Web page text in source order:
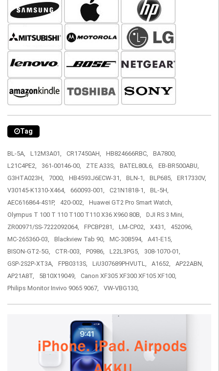
Tag
BL-5A, L12M3A01, CR17450AH, HB824666RBC,
BA7800,
L21C4PE2,
361-00146-00, ZTE A33S, BATEL80L6,
EB-BR500ABU,
G3HTA023H,
7000, HB4593J6ECW-31, BLN-1, BLP685,
ER17330V,
V30145-K1310-X464,
660093-001, C21N1818-1,
BL-5H,
AEC616864-4S1P,
420-002,
Huawei GT2 Pro Smart Watch,
Olympus T 100 T 110 T100 T110 X36 X960 80B,
DJI RS 3 Mini,
ZR00971/SS-7222092064,
FPCBP281, LM-CP02, X431,
452096,
MC-265360-03,
Blackview Tab 90, MC-308594,
A41-E15,
BISON-GT2-5G,
CTR-003, P0986, L22L3PG5,
308-1070-01,
GSP-2S2P-XT3A,
FPB0313S, LiU307689PHVUTL, A1652,
AP22ABN,
AP21A8T,
5B10X19049,
Canon XF305 XF300 XF105 XF100,
Philips Monitor Invivo 9065 9067,
VW-VBG130,